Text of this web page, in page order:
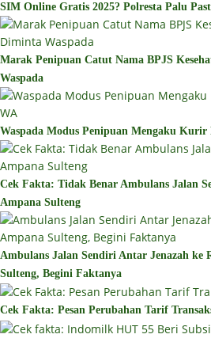
SIM Online Gratis 2025? Polresta Palu
Marak Penipuan Catut Nama BPJS
Waspada
Waspada Modus Penipuan Mengaku
Cek Fakta: Tidak Benar Ambulans Jalan
Ampana Sulteng
Ambulans Jalan Sendiri Antar Jenazah ke
Sulteng, Begini Faktanya
Cek Fakta: Pesan Perubahan Tarif